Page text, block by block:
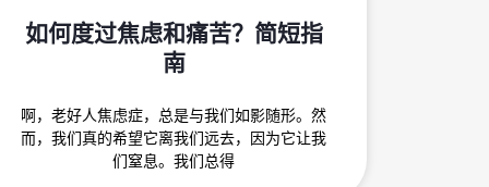
如何度过焦虑和痛苦？简短指
南
啊，老好人焦虑症，总是与我们如影随形。然
而，我们真的希望它离我们远去，因为它让我
们窒息。我们总得